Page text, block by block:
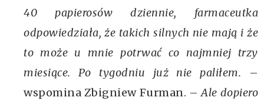
40 papierosów dziennie, farmaceutka
odpowiedziała, że takich silnych nie mają i że
to może u mnie potrwać co najmniej trzy
miesiące. Po tygodniu już nie paliłem.
–
wspomina Zbigniew Furman. –Ale dopiero